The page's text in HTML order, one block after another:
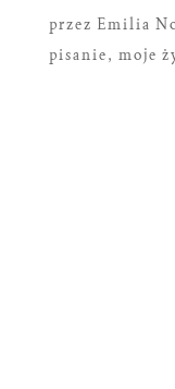
przez Emilia
pisanie, moje